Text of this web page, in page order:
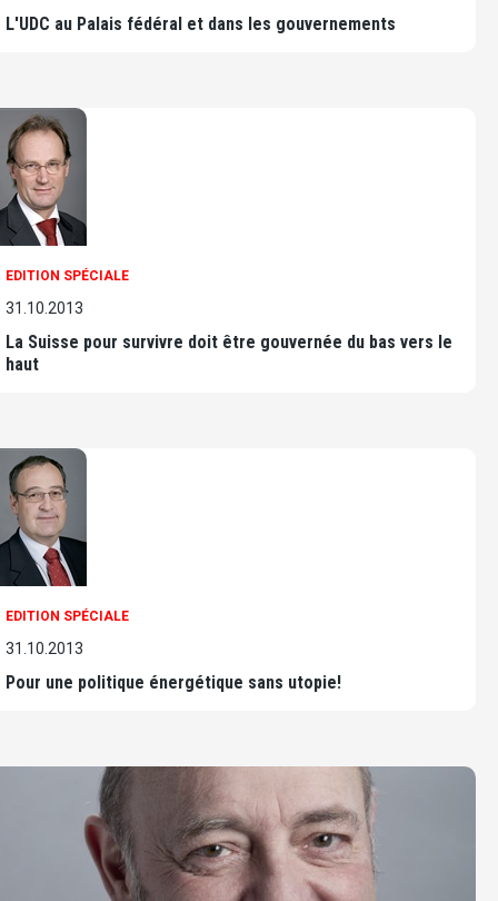
L'UDC au Palais fédéral et dans les gouvernements
EDITION SPÉCIALE
31.10.2013
La Suisse pour survivre doit être gouvernée du bas vers le
haut
EDITION SPÉCIALE
31.10.2013
Pour une politique énergétique sans utopie!